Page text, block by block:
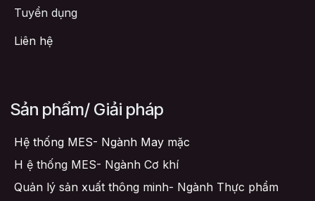
Tuyển dụng
Liên hệ
Sản phẩm/ Giải pháp
Hệ thống MES- Ngành May mặc
H ệ thống MES- Ngành Cơ khí
Quản lý sản xuất thông minh- Ngành Thực phẩm